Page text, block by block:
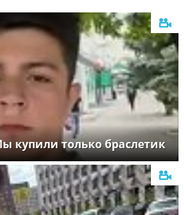
купили только браслетик